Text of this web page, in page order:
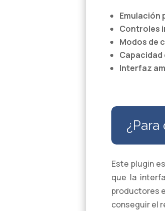
Emulación
Controles
Modos de
Interfaz
Este plugin
que la
productores
conseguir el